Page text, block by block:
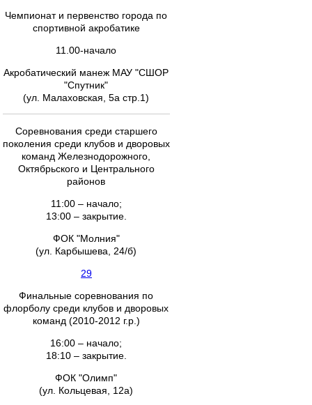
Чемпионат и первенство города по
спортивной акробатике
11.00-начало
Акробатический манеж МАУ "СШОР
"Спутник"
(ул. Малаховская, 5а стр.1)
Соревнования среди старшего
поколения среди клубов и дворовых
команд Железнодорожного,
Октябрьского и Центрального
районов
11:00 – начало;
13:00 – закрытие.
ФОК "Молния"
(ул. Карбышева, 24/б)
29
Финальные соревнования по
флорболу среди клубов и дворовых
команд (2010-2012 г.р.)
16:00 – начало;
18:10 – закрытие.
ФОК "Олимп"
(ул. Кольцевая, 12а)